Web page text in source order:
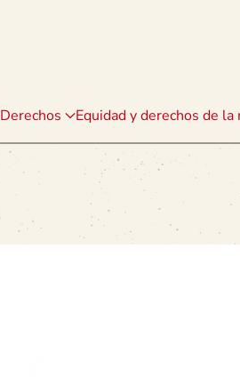
Derechos Equidad y derechos de la